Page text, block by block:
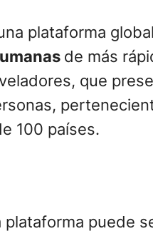
plataforma
de más
que
100 países.
puede